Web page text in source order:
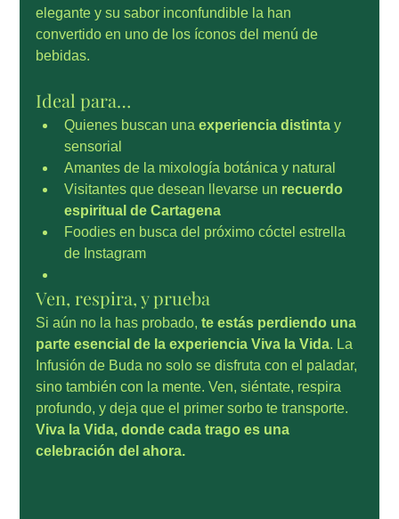
elegante y su sabor inconfundible la han
convertido en uno de los íconos del menú de
bebidas.
Ideal para…
Quienes buscan una experiencia distinta y
sensorial
Amantes de la mixología botánica y natural
Visitantes que desean llevarse un recuerdo
espiritual de Cartagena
Foodies en busca del próximo cóctel estrella
de Instagram
Ven, respira, y prueba
Si aún no la has probado, te estás perdiendo una
parte esencial de la experiencia Viva la Vida. La
Infusión de Buda no solo se disfruta con el paladar,
sino también con la mente. Ven, siéntate, respira
profundo, y deja que el primer sorbo te transporte.
Viva la Vida, donde cada trago es una
celebración del ahora.